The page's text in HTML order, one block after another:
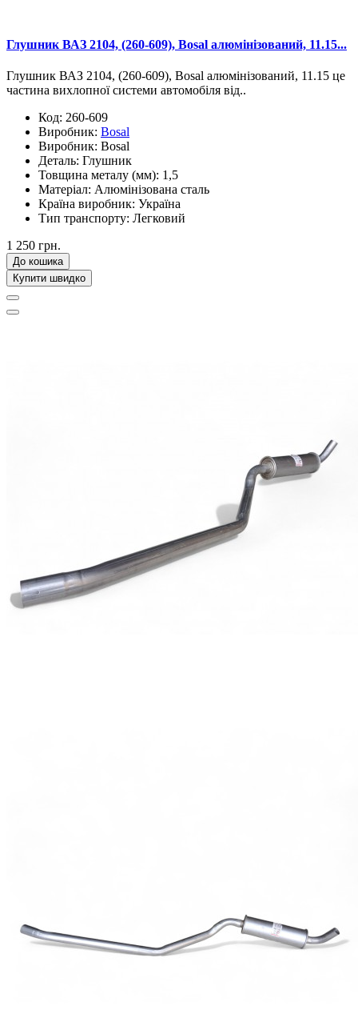
Глушник ВАЗ 2104, (260-609), Bosal алюмінізований, 11.15...
Глушник ВАЗ 2104, (260-609), Bosal алюмінізований, 11.15 це
частина вихлопної системи автомобіля від..
Код: 260-609
Виробник: Bosal
Виробник: Bosal
Деталь: Глушник
Товщина металу (мм): 1,5
Матеріал: Алюмінізована сталь
Країна виробник: Україна
Тип транспорту: Легковий
1 250 грн.
До кошика
Купити швидко